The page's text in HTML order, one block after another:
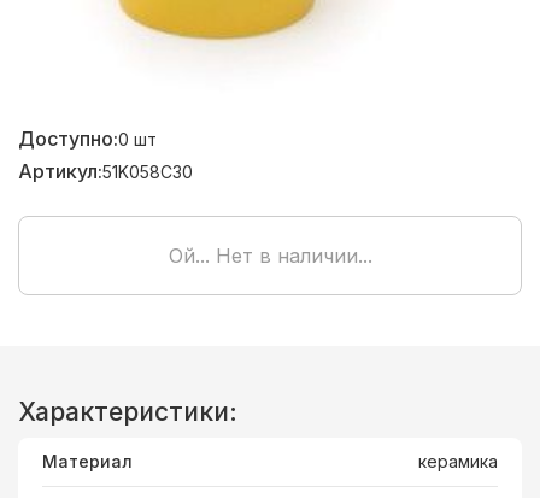
Доступно:0 шт
Артикул:51K058C30
Ой... Нет в наличии...
Характеристики:
Материал керамика